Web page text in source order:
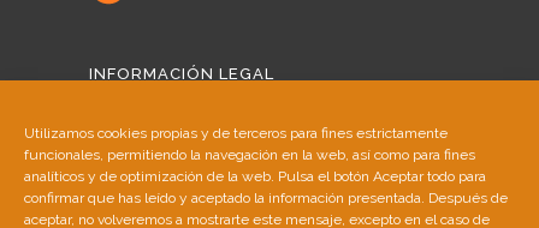
Utilizamos cookies propias y de terceros para fines estrictamente
funcionales, permitiendo la navegación en la web, así como para fines
analíticos y de optimización de la web. Pulsa el botón Aceptar todo para
confirmar que has leído y aceptado la información presentada. Después de
aceptar, no volveremos a mostrarte este mensaje, excepto en el caso de
INFORMACIÓN LEGAL
Política de Cookies